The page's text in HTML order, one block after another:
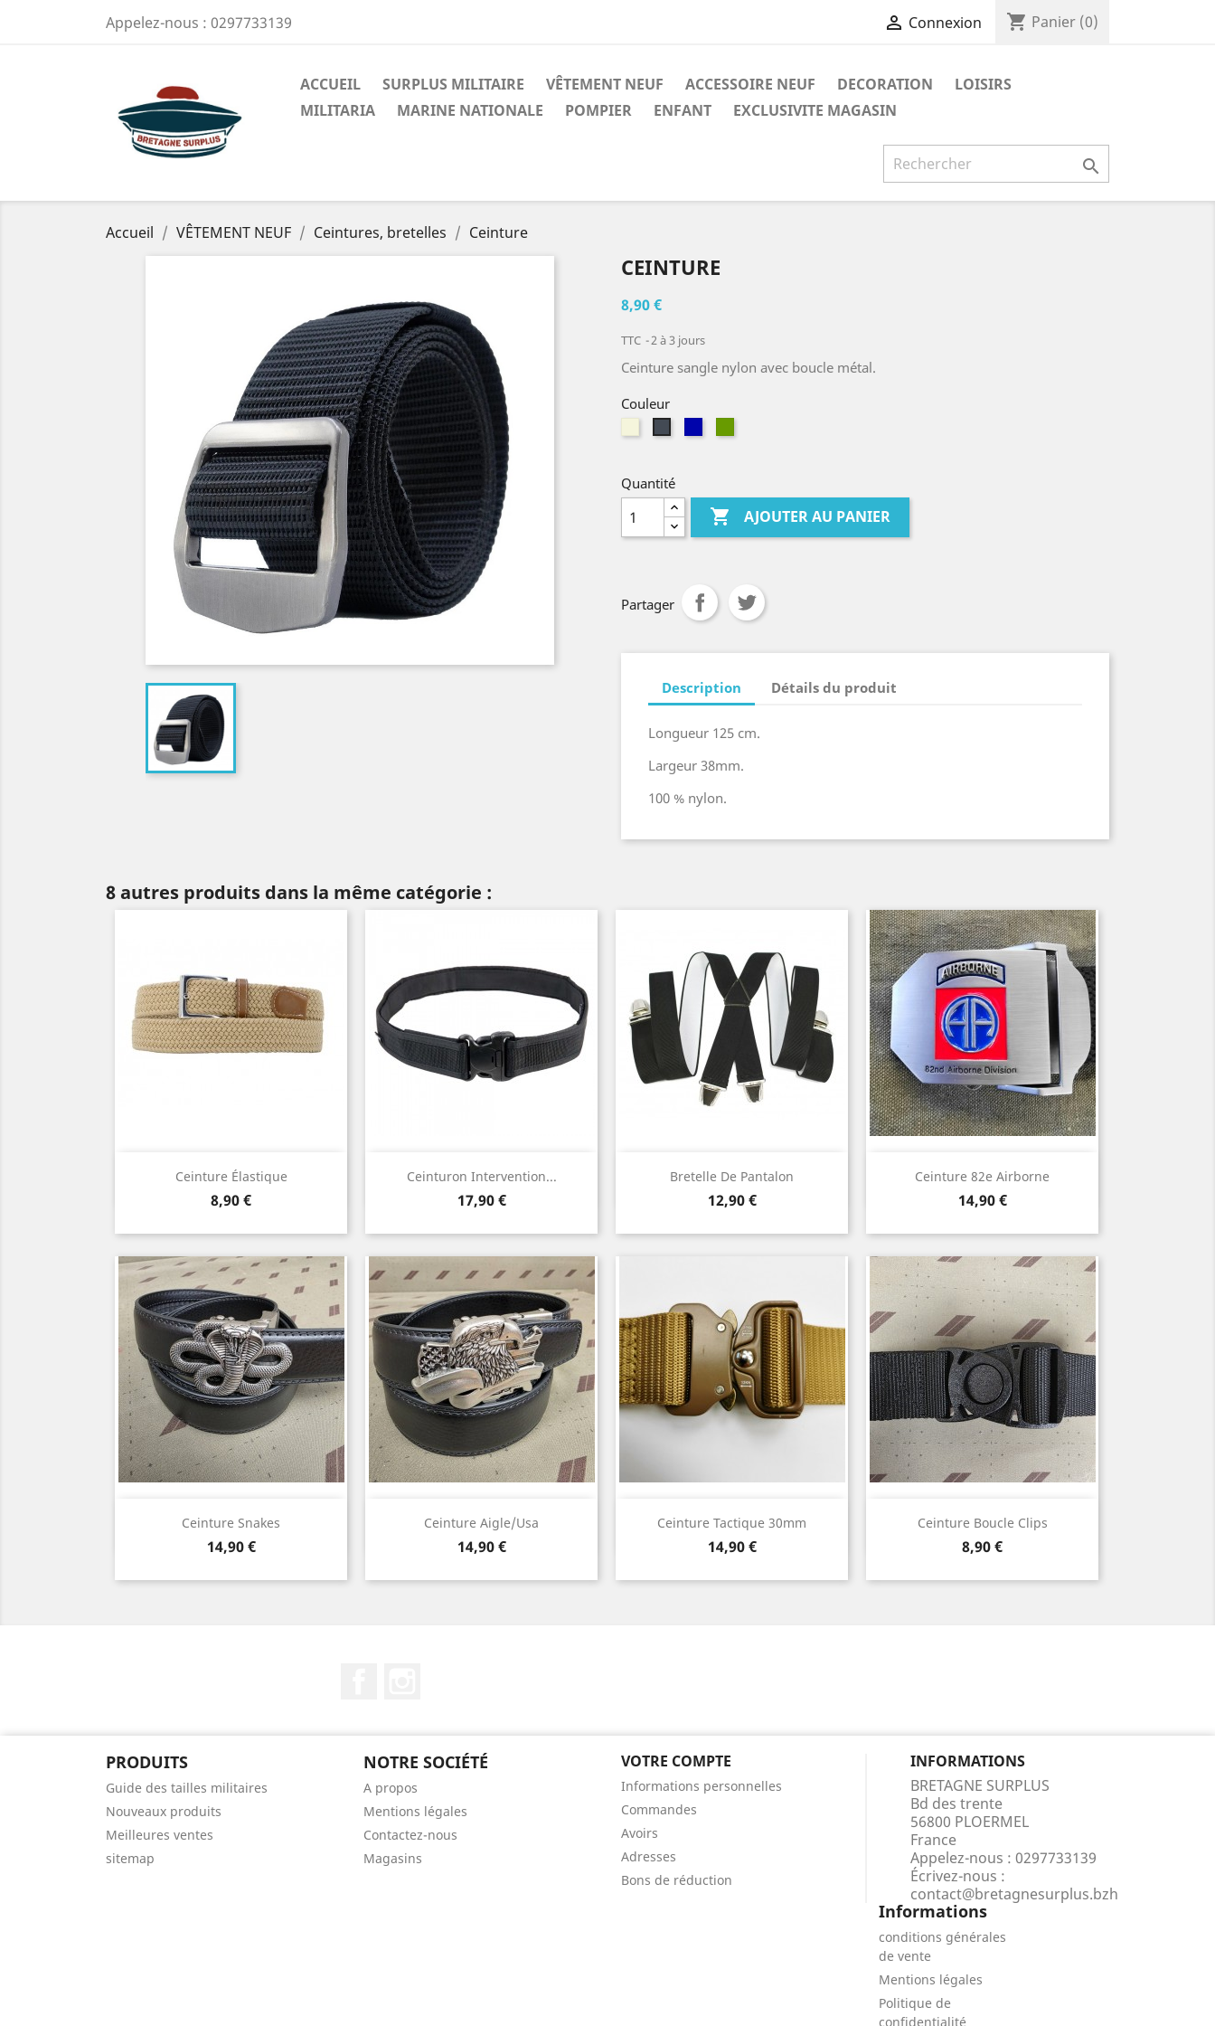
Appelez-nous : 0297733139  Connexion shopping_cart Panier (0)
ACCUEIL SURPLUS MILITAIRE VÊTEMENT NEUF ACCESSOIRE NEUF DECORATION
LOISIRS
MILITARIA
MARINE NATIONALE POMPIER ENFANT EXCLUSIVITE MAGASIN

Accueil VÊTEMENT NEUF Ceintures, bretelles Ceinture
CEINTURE
8,90 €
TTC 2 à 3 jours
Ceinture sangle nylon avec boucle métal.
Couleur
Quantité
 AJOUTER AU PANIER
Partager
Description Détails du produit
Longueur 125 cm.
Largeur 38mm.
100 % nylon.
8 autres produits dans la même catégorie :
Ceinture Élastique
Prix
8,90 €
Aperçu rapide
NoirCamel
Ceinturon Intervention...
Prix
17,90 €
Aperçu rapide Bretelle De Pantalon
Prix
12,90 €
Aperçu rapide
BeigeBlancNoir
Ceinture 82e Airborne
Prix
14,90 €
Aperçu rapide
Ceinture Snakes
Prix
14,90 €
Aperçu rapide Ceinture Aigle/usa
Prix
14,90 €
Aperçu rapide Ceinture Tactique 30mm
Prix
14,90 €
Aperçu rapide
Beigekaki
Ceinture Boucle Clips
Prix
8,90 €
Aperçu rapide
BeigeNoir
PRODUITS
Guide des tailles militaires
Nouveaux produits
Meilleures ventes
sitemap
NOTRE SOCIÉTÉ
A propos
Mentions légales
Contactez-nous
Magasins
VOTRE COMPTE
Informations personnelles
Commandes
Avoirs
Adresses
Bons de réduction
INFORMATIONS
BRETAGNE SURPLUS
Bd des trente
56800 PLOERMEL
France
Appelez-nous : 0297733139
Écrivez-nous :
contact@bretagnesurplus.bzh
Informations
conditions générales
de vente
Mentions légales
Politique de
confidentialité